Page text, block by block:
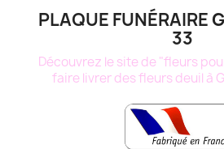
PLAQUE FUNÉRAIRE
33
Découvrez le site de "fleurs
faire livrer des fleurs deuil à